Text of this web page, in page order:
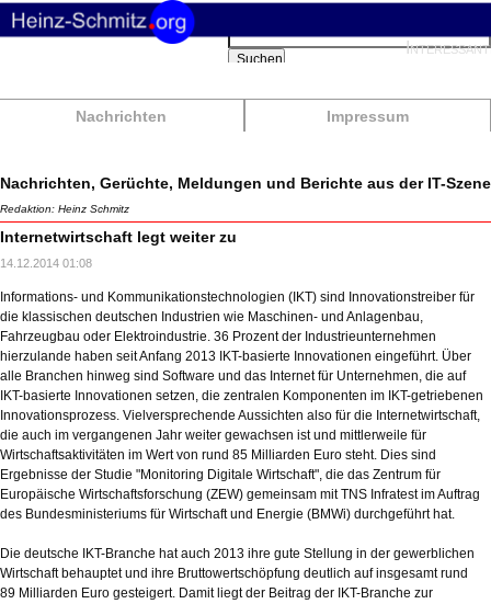
Nachrichten Impressum
Suchbegriffe
Suchen
Nachrichten, Gerüchte, Meldungen und Berichte aus der IT-Szene
Redaktion: Heinz Schmitz
Internetwirtschaft legt weiter zu
14.12.2014 01:08
Informations- und Kommunikationstechnologien (IKT) sind Innovationstreiber für
die klassischen deutschen Industrien wie Maschinen- und Anlagenbau,
Fahrzeugbau oder Elektroindustrie. 36 Prozent der Industrieunternehmen
hierzulande haben seit Anfang 2013 IKT-basierte Innovationen eingeführt. Über
alle Branchen hinweg sind Software und das Internet für Unternehmen, die auf
IKT-basierte Innovationen setzen, die zentralen Komponenten im IKT-getriebenen
Innovationsprozess. Vielversprechende Aussichten also für die Internetwirtschaft,
die auch im vergangenen Jahr weiter gewachsen ist und mittlerweile für
Wirtschaftsaktivitäten im Wert von rund 85 Milliarden Euro steht. Dies sind
Ergebnisse der Studie "Monitoring Digitale Wirtschaft", die das Zentrum für
Europäische Wirtschaftsforschung (ZEW) gemeinsam mit TNS Infratest im Auftrag
des Bundesministeriums für Wirtschaft und Energie (BMWi) durchgeführt hat.
Die deutsche IKT-Branche hat auch 2013 ihre gute Stellung in der gewerblichen
Wirtschaft behauptet und ihre Bruttowertschöpfung deutlich auf insgesamt rund
89 Milliarden Euro gesteigert. Damit liegt der Beitrag der IKT-Branche zur